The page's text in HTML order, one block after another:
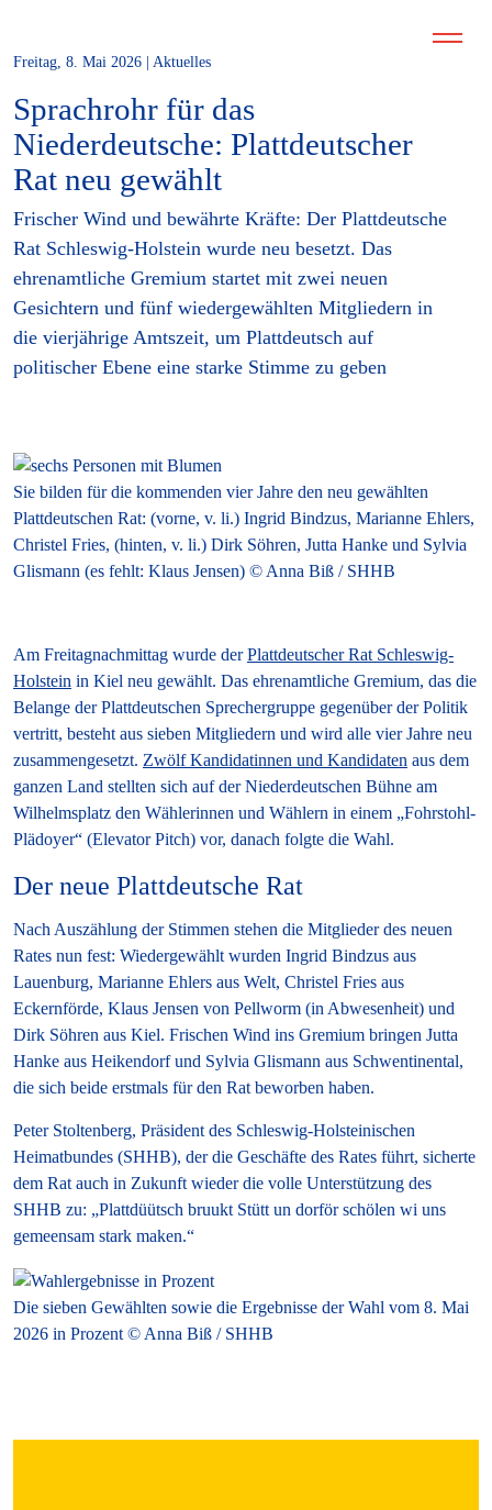
Freitag, 8. Mai 2026 | Aktuelles
Sprachrohr für das
Niederdeutsche: Plattdeutscher
Rat neu gewählt
Frischer Wind und bewährte Kräfte: Der Plattdeutsche
Rat Schleswig-Holstein wurde neu besetzt. Das
ehrenamtliche Gremium startet mit zwei neuen
Gesichtern und fünf wiedergewählten Mitgliedern in
die vierjährige Amtszeit, um Plattdeutsch auf
politischer Ebene eine starke Stimme zu geben
Sie bilden für die kommenden vier Jahre den neu gewählten
Plattdeutschen Rat: (vorne, v. li.) Ingrid Bindzus, Marianne Ehlers,
Christel Fries, (hinten, v. li.) Dirk Söhren, Jutta Hanke und Sylvia
Glismann (es fehlt: Klaus Jensen) © Anna Biß / SHHB
Am Freitagnachmittag wurde derPlattdeutscher Rat Schleswig-
Holstein in Kiel neu gewählt. Das ehrenamtliche Gremium, das die
Belange der Plattdeutschen Sprechergruppe gegenüber der Politik
vertritt, besteht aus sieben Mitgliedern und wird alle vier Jahre neu
zusammengesetzt. Zwölf Kandidatinnen und Kandidaten aus dem
ganzen Land stellten sich auf der Niederdeutschen Bühne am
Wilhelmsplatz den Wählerinnen und Wählern in einem „Fohrstohl-
Plädoyer“ (Elevator Pitch) vor, danach folgte die Wahl.
Der neue Plattdeutsche Rat
Nach Auszählung der Stimmen stehen die Mitglieder des neuen
Rates nun fest: Wiedergewählt wurden Ingrid Bindzus aus
Lauenburg, Marianne Ehlers aus Welt, Christel Fries aus
Eckernförde, Klaus Jensen von Pellworm (in Abwesenheit) und
Dirk Söhren aus Kiel. Frischen Wind ins Gremium bringen Jutta
Hanke aus Heikendorf und Sylvia Glismann aus Schwentinental,
die sich beide erstmals für den Rat beworben haben.
Peter Stoltenberg, Präsident des Schleswig-Holsteinischen
Heimatbundes (SHHB), der die Geschäfte des Rates führt, sicherte
dem Rat auch in Zukunft wieder die volle Unterstützung des
SHHB zu: „Plattdüütsch bruukt Stütt un dorför schölen wi uns
gemeensam stark maken.“
Die sieben Gewählten sowie die Ergebnisse der Wahl vom 8. Mai
2026 in Prozent © Anna Biß / SHHB